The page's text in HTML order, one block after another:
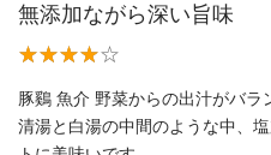
無添加ながら深い旨味
豚鷄 魚介 野菜からの出汁がバ
清湯と白湯の中間のような中、